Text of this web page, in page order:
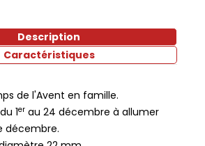
Description
Caractéristiques
de l'Avent en famille.
1er au 24 décembre à allumer
décembre.